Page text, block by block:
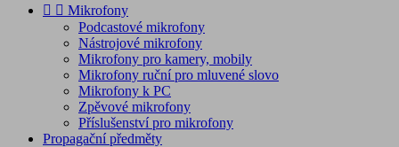
  Mikrofony
Podcastové mikrofony
Nástrojové mikrofony
Mikrofony pro kamery, mobily
Mikrofony ruční pro mluvené slovo
Mikrofony k PC
Zpěvové mikrofony
Příslušenství pro mikrofony
Propagační předměty